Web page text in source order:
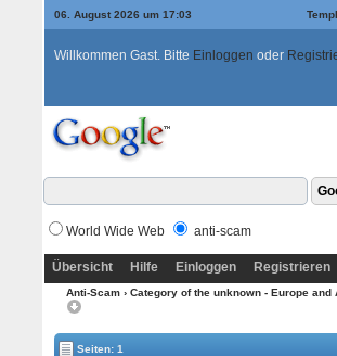
06. August 2026 um 17:03
Willkommen Gast. Bitte Einloggen oder
World Wide Web anti-scam
Übersicht Hilfe Einloggen Registrieren
Anti-Scam› Category of the unknown - Europe and
Seiten: 1